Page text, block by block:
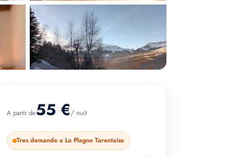
+ 2 photos
A partir de55 €/ nuit
Tres demande a La Plagne Tarentaise